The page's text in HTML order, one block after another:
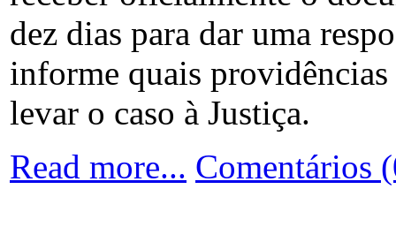
dez dias para dar uma
informe quais
levar o caso à Justiça.
Read more... Comentários